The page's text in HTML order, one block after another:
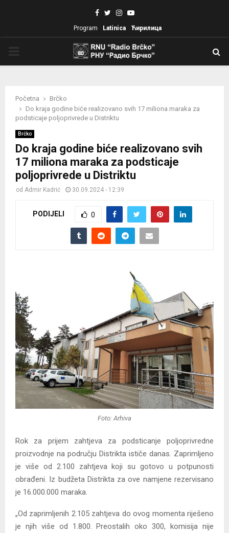
Facebook
TwitterInstagram
Youtube
Program Latinica Ћирилица
Početna
Brčko
Do kraja godine biće realizovano svih 17 miliona maraka za
podsticaje poljoprivrede u Distriktu
Brčko
Do kraja godine biće realizovano svih
17 miliona maraka za podsticaje
poljoprivrede u Distriktu
od Admir Kadrić 30.09.2024 - 12:39
PODIJELI 0
Foto: Arhiva
Rok za prijem zahtjeva za podsticanje poljoprivredne
proizvodnje na području Distrikta ističe danas. Zaprimljeno
je više od 2.100 zahtjeva koji su gotovo u potpunosti
obrađeni. Iz budžeta Distrikta za ove namjene rezervisano
je 16.000.000 maraka.
„Od zaprimljenih 2.105 zahtjeva do ovog momenta riješeno
je njih više od 1.800. Preostalih oko 300, komisija nije